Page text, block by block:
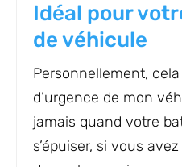
Idéal pour
de véhicule
Personnellement,
d’urgence de mon
jamais quand votre
s’épuiser, si vous